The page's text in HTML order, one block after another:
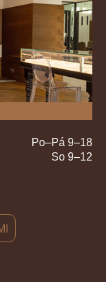
Po–Pá 9–18
So 9–12